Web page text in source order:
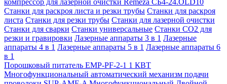
компрессор для лазерной очистки Remeza СБ4-24.OLD10
Станки для раскроя листа и резки трубы Станки для раскроя
листа Станки для резки трубы Станки для лазерной очистки
Станки для сварки Станки универсальные Станки СО2 для
резки и гравировки Лазерные аппараты 3 в 1 Лазерные
аппараты 4 в 1 Лазерные аппараты 5 в 1 Лазерные аппараты 6
в 1
Порошковый питатель EMP-PF-2-1 1 КВТ
Многофункциональный автоматический механизм подачи